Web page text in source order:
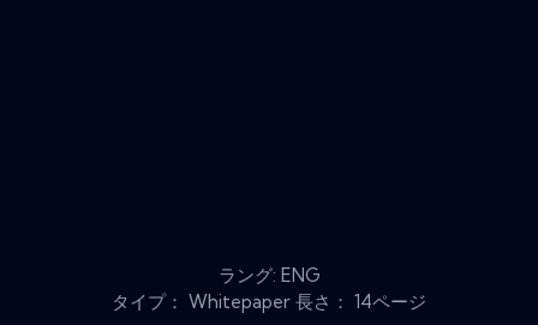
ラング: ENG
タイプ： Whitepaper 長さ： 14ページ